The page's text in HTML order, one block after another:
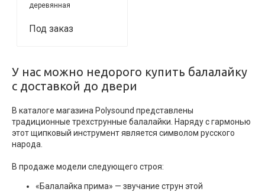
деревянная
Под заказ
У нас можно недорого купить балалайку
с доставкой до двери
В каталоге магазина Polysound представлены
традиционные трехструнные балалайки. Наряду с гармонью
этот щипковый инструмент является символом русского
народа.
В продаже модели следующего строя:
«Балалайка прима» — звучание струн этой